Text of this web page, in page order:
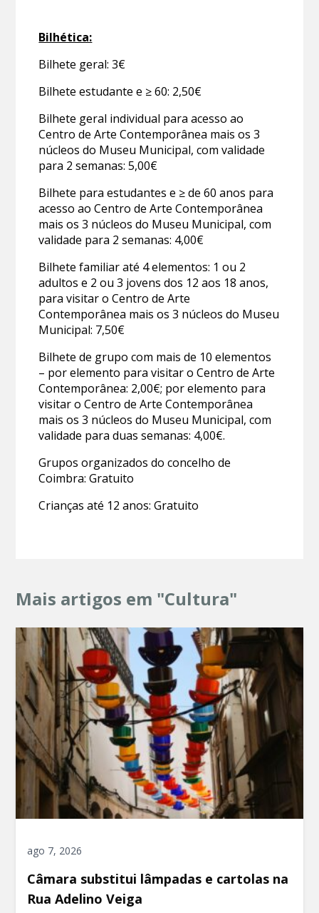
Bilhética:
Bilhete geral: 3€
Bilhete estudante e ≥ 60: 2,50€
Bilhete geral individual para acesso ao
Centro de Arte Contemporânea mais os 3
núcleos do Museu Municipal, com validade
para 2 semanas: 5,00€
Bilhete para estudantes e ≥ de 60 anos para
acesso ao Centro de Arte Contemporânea
mais os 3 núcleos do Museu Municipal, com
validade para 2 semanas: 4,00€
Bilhete familiar até 4 elementos: 1 ou 2
adultos e 2 ou 3 jovens dos 12 aos 18 anos,
para visitar o Centro de Arte
Contemporânea mais os 3 núcleos do Museu
Municipal: 7,50€
Bilhete de grupo com mais de 10 elementos
– por elemento para visitar o Centro de Arte
Contemporânea: 2,00€; por elemento para
visitar o Centro de Arte Contemporânea
mais os 3 núcleos do Museu Municipal, com
validade para duas semanas: 4,00€.
Grupos organizados do concelho de
Coimbra: Gratuito
Crianças até 12 anos: Gratuito
Mais artigos em "Cultura"
ago 7, 2026
Câmara substitui lâmpadas e cartolas na
Rua Adelino Veiga